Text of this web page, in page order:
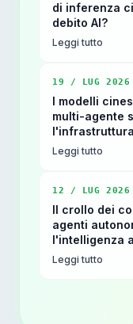
di inferenza
debito AI?
Leggi tutto
19 / LUG 2026
I modelli
multi-agente
Leggi tutto
12 / LUG 2026
Il crollo dei
agenti
l'intelligenza
Leggi tutto